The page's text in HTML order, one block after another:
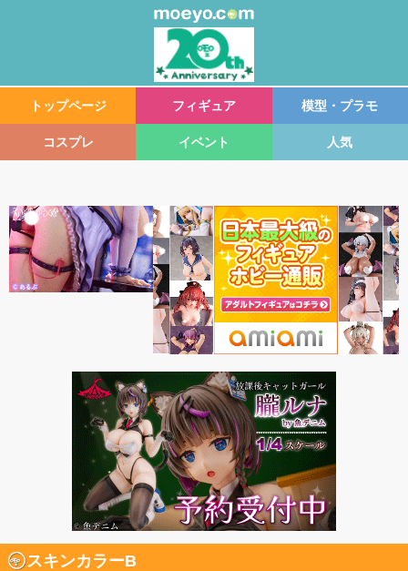
トップページ フィギュア 模型・プラモ
コスプレ イベント 人気
スキンカラーB